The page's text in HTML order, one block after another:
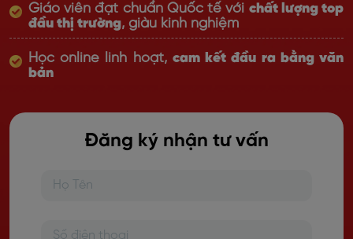
Giáo viên đạt chuẩn Quốc tế với chất lượng top
đầu thị trường, giàu kinh nghiệm
Học online linh hoạt, cam kết đầu ra bằng văn
bản
Đăng ký nhận tư vấn